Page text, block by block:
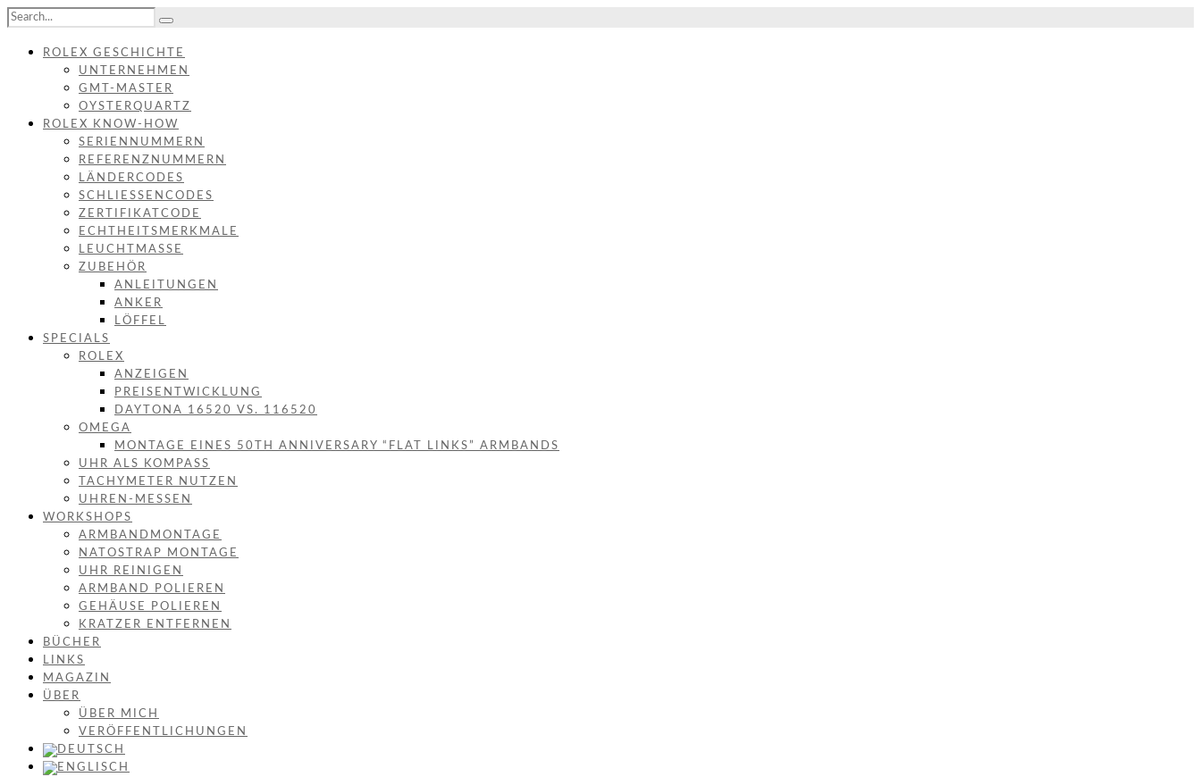
ROLEX GESCHICHTE
UNTERNEHMEN
GMT-MASTER
OYSTERQUARTZ
ROLEX KNOW-HOW
SERIENNUMMERN
REFERENZNUMMERN
LÄNDERCODES
SCHLIESSENCODES
ZERTIFIKATCODE
ECHTHEITSMERKMALE
LEUCHTMASSE
ZUBEHÖR
ANLEITUNGEN
ANKER
LÖFFEL
SPECIALS
ROLEX
ANZEIGEN
PREISENTWICKLUNG
DAYTONA 16520 VS. 116520
OMEGA
MONTAGE EINES 50TH ANNIVERSARY “FLAT LINKS” ARMBANDS
UHR ALS KOMPASS
TACHYMETER NUTZEN
UHREN-MESSEN
WORKSHOPS
ARMBANDMONTAGE
NATOSTRAP MONTAGE
UHR REINIGEN
ARMBAND POLIEREN
GEHÄUSE POLIEREN
KRATZER ENTFERNEN
BÜCHER
LINKS
MAGAZIN
ÜBER
ÜBER MICH
VERÖFFENTLICHUNGEN